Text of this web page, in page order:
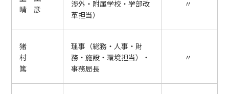
晴 彦
渉外・附属学校・学部改
革担当）
〃
猪
村
篤
理事（総務・人事・財
務・施設・環境担当）・
事務局長
〃